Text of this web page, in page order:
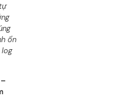
ổn
log